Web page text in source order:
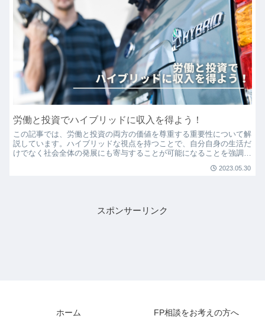
労働と投資でハイブリッドに収入を得よう！
この記事では、労働と投資の両方の価値を尊重する重要性について解
説しています。ハイブリッドな視点を持つことで、自分自身の生活だ
けでなく社会全体の発展にも寄与することが可能になることを強調し
2023.05.30
スポンサーリンク
ホーム FP相談をお考えの方へ